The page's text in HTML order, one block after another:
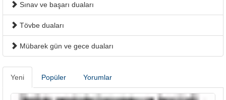
Sınav ve başarı duaları
Tövbe duaları
Mübarek gün ve gece duaları
Yeni Popüler Yorumlar